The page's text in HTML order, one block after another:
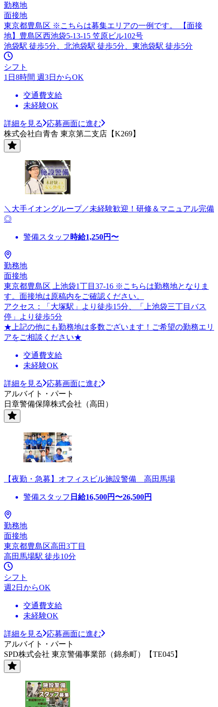
勤務地
面接地
東京都豊島区 ※こちらは募集エリアの一例です。 【面接
地】豊島区西池袋5-13-15 笠原ビル102号
池袋駅 徒歩5分、北池袋駅 徒歩5分、東池袋駅 徒歩5分
シフト
1日8時間 週3日からOK
交通費支給
未経験OK
詳細を見る
応募画面に進む
株式会社白青舎 東京第二支店【K269】
＼大手イオングループ／未経験歓迎！研修＆マニュアル完備
◎
警備スタッフ 時給1,250円〜
勤務地
面接地
東京都豊島区 上池袋1丁目37-16 ※こちらは勤務地となりま
す。面接地は原稿内をご確認ください。
アクセス：「大塚駅」より徒歩15分、「上池袋三丁目バス
停」より徒歩5分
★上記の他にも勤務地は多数ございます！ご希望の勤務エリ
アをご相談ください★
交通費支給
未経験OK
詳細を見る
応募画面に進む
アルバイト・パート
日章警備保障株式会社（高田）
【夜勤・急募】オフィスビル施設警備 高田馬場
警備スタッフ 日給16,500円〜26,500円
勤務地
面接地
東京都豊島区高田3丁目
高田馬場駅 徒歩10分
シフト
週2日からOK
交通費支給
未経験OK
詳細を見る
応募画面に進む
アルバイト・パート
SPD株式会社 東京警備事業部（錦糸町）【TE045】